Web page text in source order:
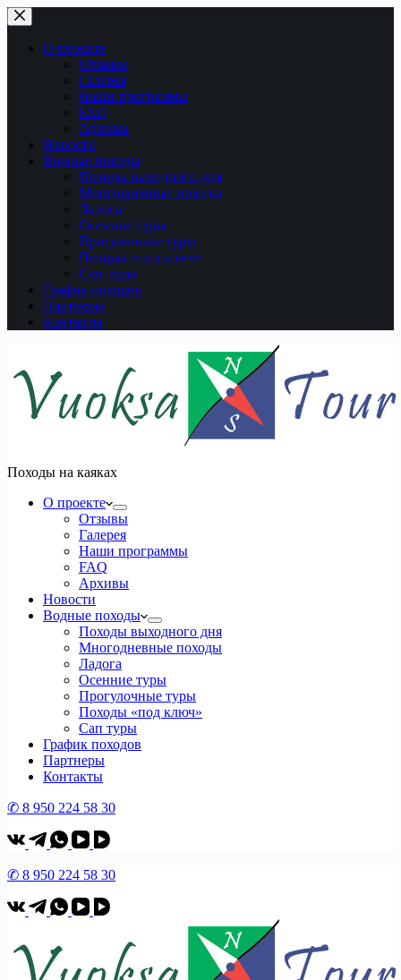
Перейти
к
сути
О проекте
Отзывы
Галерея
Наши программы
FAQ
Архивы
Новости
Водные походы
Походы выходного дня
Многодневные походы
Ладога
Осенние туры
Прогулочные туры
Походы «под ключ»
Сап туры
График походов
Партнеры
Контакты
Походы на каяках
О проекте
Отзывы
Галерея
Наши программы
FAQ
Архивы
Новости
Водные походы
Походы выходного дня
Многодневные походы
Ладога
Осенние туры
Прогулочные туры
Походы «под ключ»
Сап туры
График походов
Партнеры
Контакты
✆ 8 950 224 58 30
✆ 8 950 224 58 30